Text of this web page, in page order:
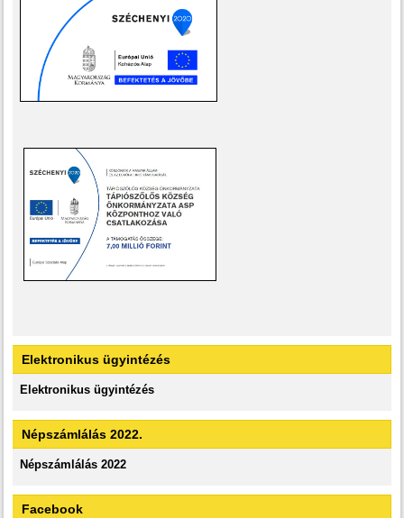
Elektronikus ügyintézés
Elektronikus ügyintézés
Népszámlálás 2022.
Népszámlálás 2022
Facebook